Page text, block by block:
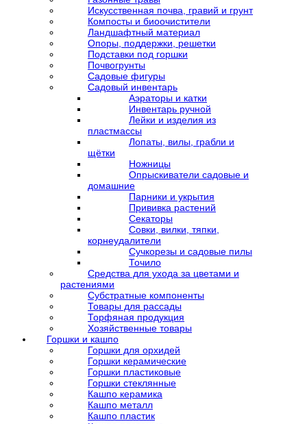
Искусственная почва, гравий и грунт
Компосты и биоочистители
Ландшафтный материал
Опоры, поддержки, решетки
Подставки под горшки
Почвогрунты
Садовые фигуры
Садовый инвентарь
Аэраторы и катки
Инвентарь ручной
Лейки и изделия из
пластмассы
Лопаты, вилы, грабли и
щётки
Ножницы
Опрыскиватели садовые и
домашние
Парники и укрытия
Прививка растений
Секаторы
Совки, вилки, тяпки,
корнеудалители
Сучкорезы и садовые пилы
Точило
Средства для ухода за цветами и
растениями
Субстратные компоненты
Товары для рассады
Торфяная продукция
Хозяйственные товары
Горшки и кашпо
Горшки для орхидей
Горшки керамические
Горшки пластиковые
Горшки стеклянные
Кашпо керамика
Кашпо металл
Кашпо пластик